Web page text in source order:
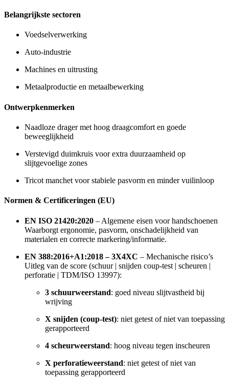
Belangrijkste sectoren
Voedselverwerking
Auto-industrie
Machines en uitrusting
Metaalproductie en metaalbewerking
Ontwerpkenmerken
Naadloze drager met hoog draagcomfort en goede
beweeglijkheid
Verstevigd duimkruis voor extra duurzaamheid op
slijtgevoelige zones
Tricot manchet voor stabiele pasvorm en minder vuilinloop
Normen & Certificeringen (EU)
EN ISO 21420:2020 – Algemene eisen voor handschoenen
Waarborgt ergonomie, pasvorm, onschadelijkheid van
materialen en correcte markering/informatie.
EN 388:2016+A1:2018 – 3X4XC – Mechanische risico’s
Uitleg van de score (schuur | snijden coup-test | scheuren |
perforatie | TDM/ISO 13997):
3 schuurweerstand: goed niveau slijtvastheid bij
wrijving
X snijden (coup-test): niet getest of niet van toepassing
gerapporteerd
4 scheurweerstand: hoog niveau tegen inscheuren
X perforatieweerstand: niet getest of niet van
toepassing gerapporteerd